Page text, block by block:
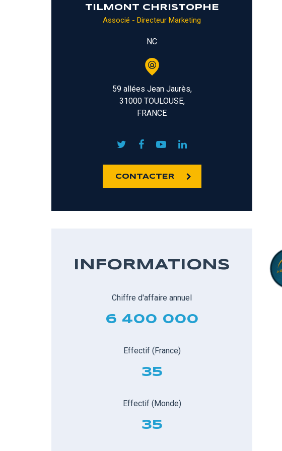
TILMONT CHRISTOPHE
Associé - Directeur Marketing
NC
59 allées Jean Jaurès,
31000 TOULOUSE,
FRANCE
CONTACTER
INFORMATIONS
Chiffre d'affaire annuel
6 400 000
Effectif (France)
35
Effectif (Monde)
35